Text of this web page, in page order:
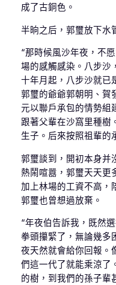
成了古銅色。
半晌之后，郭璽放下水
“那時候風沙年夜，不
場的感觸感染。八步沙
十年月起，八步沙就已
郭璽的爺爺郭朝明、賀
元以聯戶承包的情勢組
跟著父輩在沙窩里種樹
生子。后來按照祖輩的
郭璽談到，開初本身并
熱鬧喧囂，郭璽天天更
加上林場的工資不高，
郭璽也曾想過放棄。
“年夜伯告訴我，既然
拳頭攥緊了，無論幾多
夜天然就會給你回報。
們這一代了就能乘涼了
的樹，到我們的孫子輩